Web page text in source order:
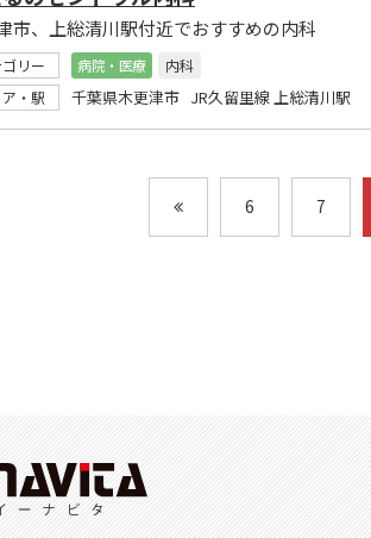
市、上総清川駅付近でおすすめの内科
リー 病院・医療
内科
・駅
千葉県木更津市 JR久留里線 上総清川駅
6 7